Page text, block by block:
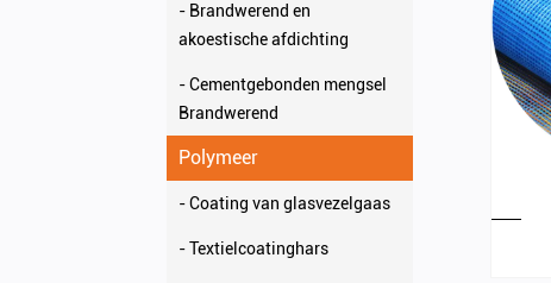
- Brandwerend en
akoestische afdichting
- Cementgebonden mengsel
Brandwerend
Polymeer
- Coating van glasvezelgaas
- Textielcoatinghars